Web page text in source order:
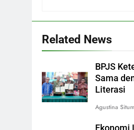
Related News
BPJS
Sama
Literasi
Agustina
Ekonomi